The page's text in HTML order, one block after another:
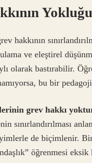
hakkının
ve eleştirel
olarak bastırabilir.
bu bir
grev hakkı
sınırlandırılması
de biçimlenir.
öğrenmesi eksik